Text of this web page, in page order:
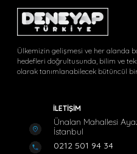
Ülkemizin gelişmesi ve her alanda
hedefleri doğrultusunda, bilim ve
olarak tanımlanabilecek bütüncül
İLETİŞİM
Ünalan Mahallesi
İstanbul
0212 501 94 34